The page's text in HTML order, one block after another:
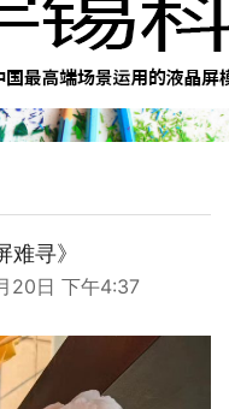
难寻》
20日 下午4:37